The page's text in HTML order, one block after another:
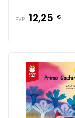
PVP: 12,25 €